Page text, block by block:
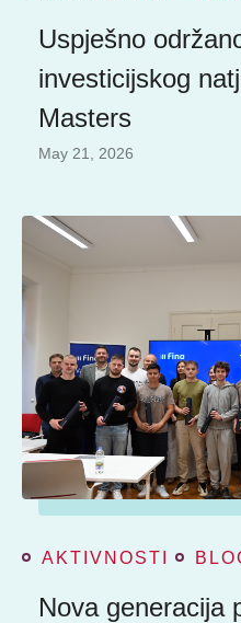
Uspješno
investicijskog
Masters
May 21, 2026
AKTIVNOSTI
Nova generacija